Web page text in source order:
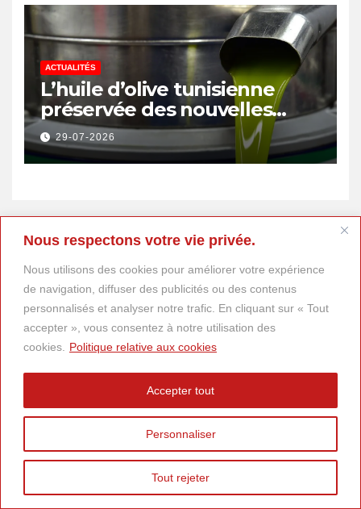
Nous respectons votre vie privée.
Nous utilisons des cookies pour améliorer votre expérience
de navigation, diffuser des publicités ou des contenus
personnalisés et analyser notre trafic. En cliquant sur « Tout
accepter », vous consentez à notre utilisation des
cookies.
Politique relative aux cookies
Personnaliser
Tout rejeter
Accepter tout
ACTUALITÉS
L’huile d’olive tunisienne
préservée des nouvelles
surtaxes américaines de
Donald Trump
29-07-2026